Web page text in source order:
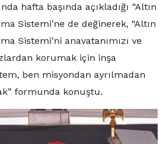
hafta başında açıkladığı “Altın
Sistemi’ne de değinerek, “Altın
Sistemi’ni anavatanımızı ve
korumak için inşa
ben misyondan ayrılmadan
formunda konuştu.